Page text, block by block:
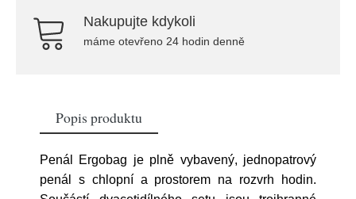
Nakupujte kdykoli
máme otevřeno 24 hodin denně
Popis produktu
Penál Ergobag je plně vybavený, jednopatrový
penál s chlopní a prostorem na rozvrh hodin.